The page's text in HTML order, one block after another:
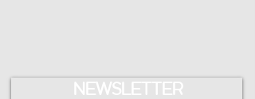
NEWSLETTER